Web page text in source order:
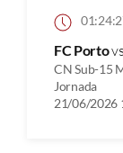
FC Porto
CN Sub-15
Jornada
21/06/2026